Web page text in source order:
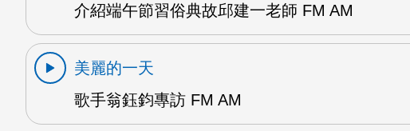
介紹端午節習俗典故邱建一老師 FM AM
美麗的一天
歌手翁鈺鈞專訪 FM AM